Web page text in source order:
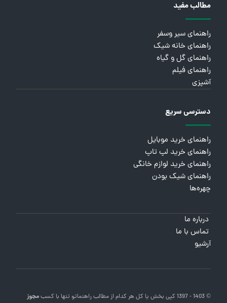
مطالب مفید
راهنمای سیر وسفر
راهنمای خانه شیک
راهنمای گل و گیاه
راهنمای فیلم
آشپزی
دسترسی سریع
راهنمای خرید موبایل
راهنمای خرید لپ تاپ
راهنمای خرید لوازم خانگی
راهنمای شیک بودن
چهره‌ها
درباره ما
تماس با ما
آرشیو
© 1403 - 1397 کپی بخش یا کل هر کدام از مطالب راهنماتو تنها با کسبمجوز